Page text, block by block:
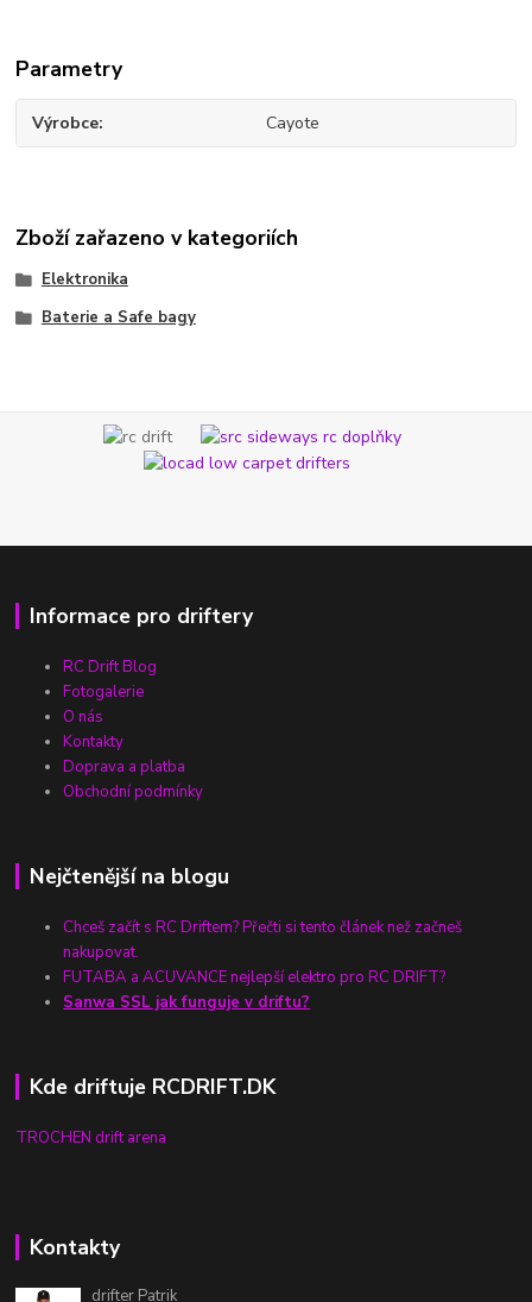
Parametry
Výrobce Cayote
Zboží zařazeno v kategoriích
Elektronika
Baterie a Safe bagy
Informace pro driftery
RC Drift Blog
Fotogalerie
O nás
Kontakty
Doprava a platba
Obchodní podmínky
Nejčtenější na blogu
Chceš začít s RC Driftem? Přečti si tento článek než začneš
nakupovat.
FUTABA a ACUVANCE nejlepší elektro pro RC DRIFT?
Sanwa SSL jak funguje v driftu?
Kde driftuje RCDRIFT.DK
TROCHEN drift arena
Kontakty
drifter Patrik